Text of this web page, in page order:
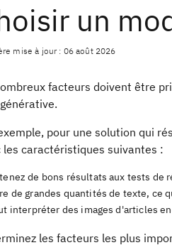
un
mise à jour : 06 août 2026
facteurs doivent être
pour une solution qui
les caractéristiques suivantes :
de bons résultats aux tests de
de grandes quantités de texte, ce
interpréter des images d'articles
les facteurs les plus